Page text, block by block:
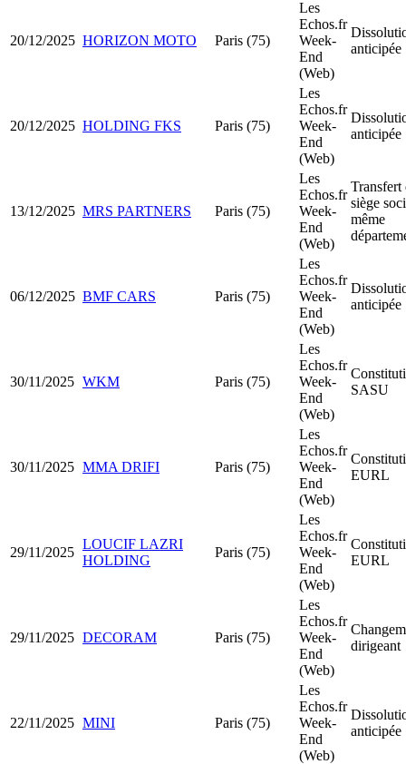
20/12/2025 HORIZON MOTO Paris (75)
Les
Echos.fr
Week-
End
(Web)
anticipée
20/12/2025 HOLDING FKS Paris (75)
Les
Echos.fr
Week-
End
(Web)
anticipée
13/12/2025 MRS PARTNERS Paris (75)
Les
Echos.fr
Week-
End
(Web)
Transfert
siège
même
06/12/2025 BMF CARS Paris (75)
Les
Echos.fr
Week-
End
(Web)
anticipée
30/11/2025 WKM Paris (75)
Les
Echos.fr
Week-
End
(Web)
SASU
30/11/2025 MMA DRIFI Paris (75)
Les
Echos.fr
Week-
End
(Web)
EURL
29/11/2025
LOUCIF LAZRI
HOLDING
Paris (75)
Les
Echos.fr
Week-
End
(Web)
EURL
29/11/2025 DECORAM Paris (75)
Les
Echos.fr
Week-
End
(Web)
dirigeant
22/11/2025 MINI Paris (75)
Les
Echos.fr
Week-
End
(Web)
anticipée